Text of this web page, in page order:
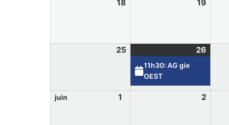
18 19
25 26
11h30: AG gie
OEST
juin 1 2